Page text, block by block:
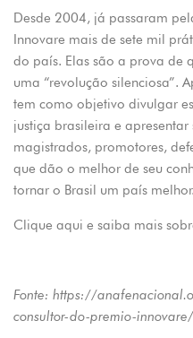
Desde 2004, já passaram
Innovare mais de sete mil
do país. Elas são a prova de
uma “revolução silenciosa”.
tem como objetivo divulgar
justiça brasileira e apresentar
magistrados, promotores,
que dão o melhor de seu
tornar o Brasil um país melhor.
Clique aqui e saiba mais
Fonte: https://
consultor-do-premio-innovare/